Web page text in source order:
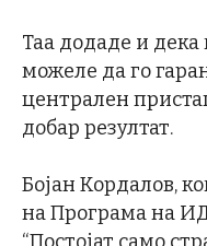
Таа додаде и
можеле да го
централен
добар резултат.
Бојан Кордалов,
на Програма на